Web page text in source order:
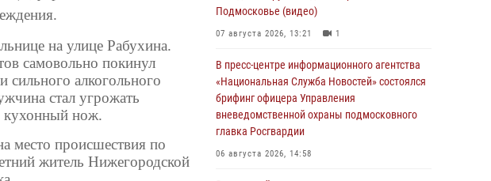
на улице Рабухина.
самовольно покинул
сильного алкогольного
стал угрожать
кухонный нож.
место происшествия по
житель Нижегородской
Подмосковье (видео)
07 августа 2026, 13:21 1
В пресс-центре информационного агентства
«Национальная Служба Новостей» состоялся
брифинг офицера Управления
вневедомственной охраны подмосковного
главка Росгвардии
06 августа 2026, 14:58